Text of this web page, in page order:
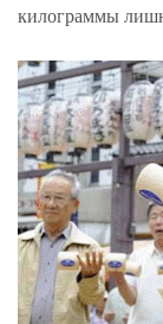
килограммы